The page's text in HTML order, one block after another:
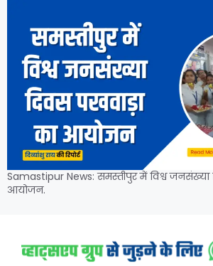
Samastipur News: समस्तीपुर में विश्व जनसंख्या
आयोजन.